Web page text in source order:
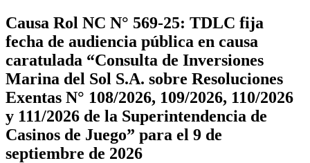
Causa Rol NC N° 569-25: TDLC fija
fecha de audiencia pública en causa
caratulada “Consulta de Inversiones
Marina del Sol S.A. sobre Resoluciones
Exentas N° 108/2026, 109/2026, 110/2026
y 111/2026 de la Superintendencia de
Casinos de Juego” para el 9 de
septiembre de 2026